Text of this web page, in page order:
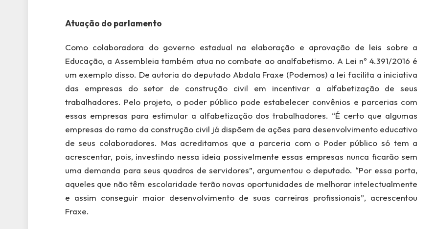
Atuação do parlamento
Como colaboradora do governo estadual na elaboração e aprovação de leis sobre a
Educação, a Assembleia também atua no combate ao analfabetismo. A Lei nº 4.391/2016 é
um exemplo disso. De autoria do deputado Abdala Fraxe (Podemos) a lei facilita a iniciativa
das empresas do setor de construção civil em incentivar a alfabetização de seus
trabalhadores. Pelo projeto, o poder público pode estabelecer convênios e parcerias com
essas empresas para estimular a alfabetização dos trabalhadores. “É certo que algumas
empresas do ramo da construção civil já dispõem de ações para desenvolvimento educativo
de seus colaboradores. Mas acreditamos que a parceria com o Poder público só tem a
acrescentar, pois, investindo nessa ideia possivelmente essas empresas nunca ficarão sem
uma demanda para seus quadros de servidores”, argumentou o deputado. “Por essa porta,
aqueles que não têm escolaridade terão novas oportunidades de melhorar intelectualmente
e assim conseguir maior desenvolvimento de suas carreiras profissionais”, acrescentou
Fraxe.